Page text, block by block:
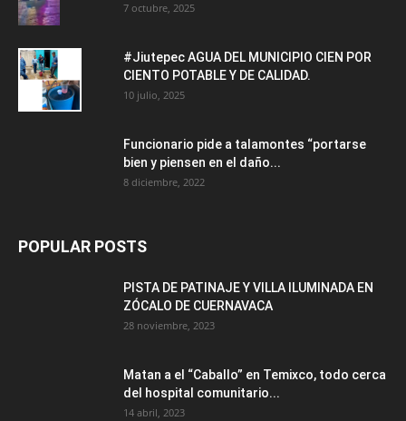
7 octubre, 2025
#Jiutepec AGUA DEL MUNICIPIO CIEN POR
CIENTO POTABLE Y DE CALIDAD.
10 julio, 2025
Funcionario pide a talamontes “portarse
bien y piensen en el daño...
8 diciembre, 2022
POPULAR POSTS
PISTA DE PATINAJE Y VILLA ILUMINADA EN
ZÓCALO DE CUERNAVACA
28 noviembre, 2023
Matan a el “Caballo” en Temixco, todo cerca
del hospital comunitario...
14 abril, 2023